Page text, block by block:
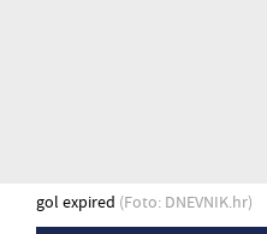
gol expired (Foto: DNEVNIK.hr)